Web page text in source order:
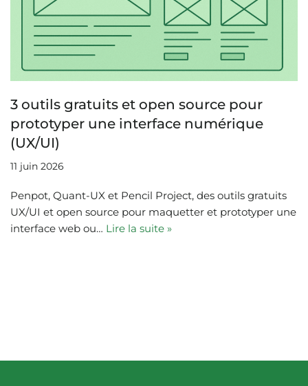
3 outils gratuits et open source pour
prototyper une interface numérique
(UX/UI)
11 juin 2026
Penpot, Quant-UX et Pencil Project, des outils gratuits
UX/UI et open source pour maquetter et prototyper une
interface web ou… Lire la suite »